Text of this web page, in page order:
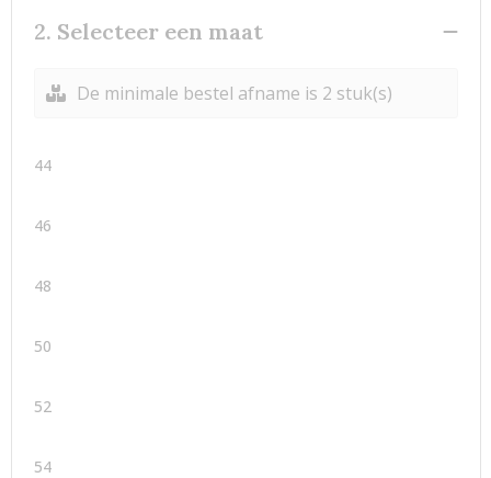
2. Selecteer een maat
De minimale bestel afname is 2 stuk(s)
44
46
48
50
52
54